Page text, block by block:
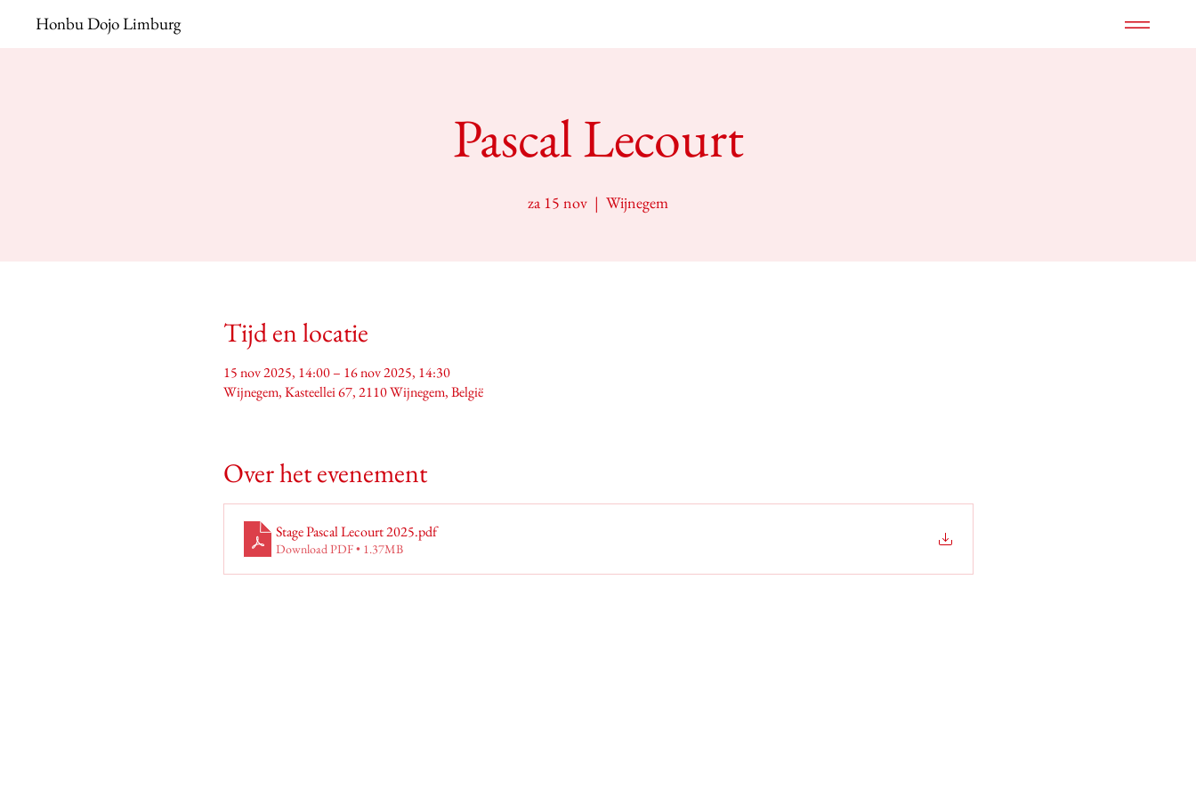
Honbu Dojo Limburg
Pascal Lecourt
za 15 nov
  |
Wijnegem
Tijd en locatie
15 nov 2025, 14:00 – 16 nov 2025, 14:30
Wijnegem, Kasteellei 67, 2110 Wijnegem, België
Over het evenement
Stage Pascal Lecourt 2025.pdf
Download PDF • 1.37MB